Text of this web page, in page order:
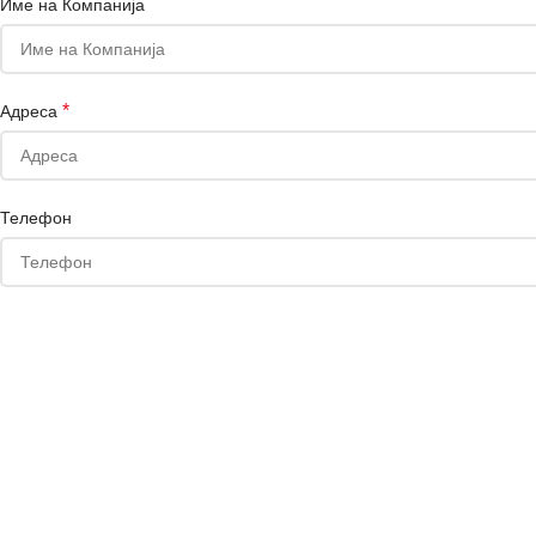
Име на Компанија
Адреса *
Телефон